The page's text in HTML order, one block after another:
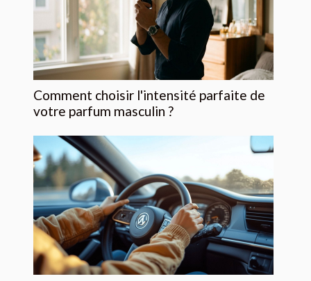
Comment choisir l'intensité parfaite de
votre parfum masculin ?